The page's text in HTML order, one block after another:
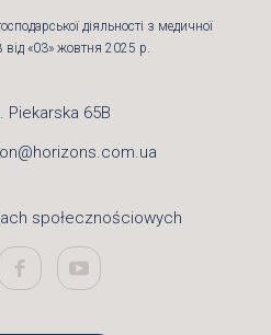
діяльності з медичної
«03» жовтня 2025 р.
Piekarska 65B
społecznościowych